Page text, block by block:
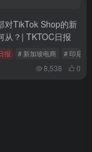
令
对TikTok Shop的新
从？| TKTOC日报
报 # 新加坡电商 # 印尼电商
8,538 0